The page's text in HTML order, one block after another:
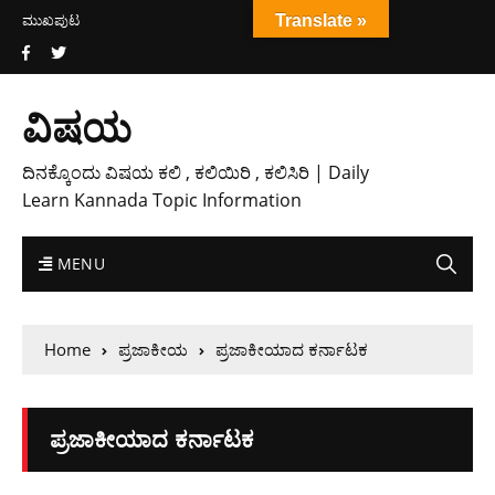
ಮುಖಪುಟ
ವಿಷಯ
ದಿನಕ್ಕೊಂದು ವಿಷಯ ಕಲಿ , ಕಲಿಯಿರಿ , ಕಲಿಸಿರಿ | Daily
Learn Kannada Topic Information
MENU
Home ಪ್ರಜಾಕೀಯ ಪ್ರಜಾಕೀಯಾದ ಕರ್ನಾಟಕ
ಪ್ರಜಾಕೀಯಾದ ಕರ್ನಾಟಕ
Translate »